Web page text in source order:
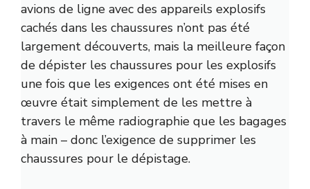
avions de ligne avec des appareils explosifs
cachés dans les chaussures n’ont pas été
largement découverts, mais la meilleure façon
de dépister les chaussures pour les explosifs
une fois que les exigences ont été mises en
œuvre était simplement de les mettre à
travers le même radiographie que les bagages
à main – donc l’exigence de supprimer les
chaussures pour le dépistage.